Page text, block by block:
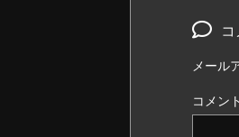
メール
コメン